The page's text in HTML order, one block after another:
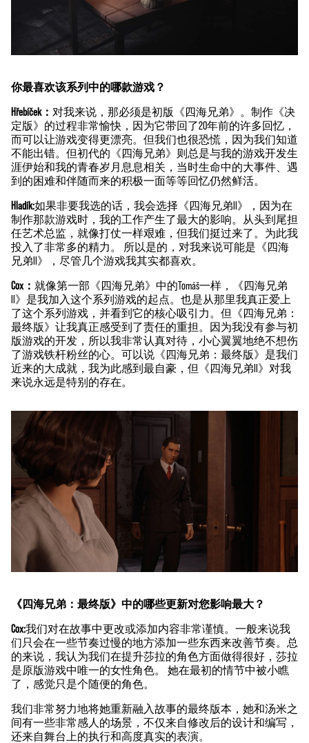
You
Tub
隐
私
政
策
以
及
将
数
传
输
至
Goog
le
服
务
器
。
你最喜欢该系列中的哪款游戏？
Hřebíček： 对我来说，那必须是初版《四海兄弟》。制作《决
定版》的过程非常愉快，因为它带回了20年前的许多回忆，
而可以让游戏变得更漂亮。但我们也很恐慌，因为我们知道
不能出错。但初代的《四海兄弟》则总是与我的游戏开发生
涯伊始和我的青春岁月息息相关，当时生命中的大事件、遇
到的困难和伴随而来的积极一面等等回忆仍然鲜活。
Hladík:如果非要我选的话，我会选择《四海兄弟II》，因为在
制作那款游戏时，我的工作产生了最大的影响。从头到尾担
任艺术总监，就像打仗一样艰难，但我们挺过来了。为此我
投入了非常多的精力。 所以是的，对我来说可能是《四海
兄弟II》，尽管几个游戏我其实都喜欢。
Cox： 就像第一部《四海兄弟》中的Tomáš一样，《四海兄弟
II》是我加入这个系列游戏的起点。也是从那里我真正爱上
了这个系列游戏，并看到它的核心吸引力。但《四海兄弟：
最终版》让我真正感受到了责任的重担。因为我没有参与初
版游戏的开发，所以我非常认真对待，小心翼翼地绝不想伤
了游戏铁杆粉丝的心。可以说《四海兄弟：最终版》是我们
近来的大成就，我为此感到最自豪，但《四海兄弟II》对我
来说永远是特别的存在。
《四海兄弟：最终版》中的哪些更新对您影响最大？
Cox:我们对在故事中更改或添加内容非常谨慎。一般来说我
们只会在一些节奏过慢的地方添加一些东西来改善节奏。总
的来说，我认为我们在提升莎拉的角色方面做得很好，莎拉
是原版游戏中唯一的女性角色。 她在最初的情节中被小瞧
了，感觉只是个随便的角色。
我们非常努力地将她重新融入故事的最终版本，她和汤米之
间有一些非常感人的场景，不仅来自修改后的设计和编写，
还来自舞台上的执行和高度真实的表演。